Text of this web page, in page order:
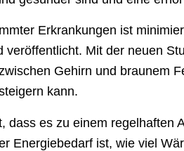
Erkrankungen ist
veröffentlicht. Mit der neuen
Gehirn und braunem
kann.
dass es zu einem regelhaften
Energiebedarf ist, wie viel